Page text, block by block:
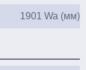
1901 Wa (мм)